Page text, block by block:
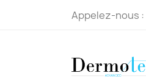
Appelez-nous :